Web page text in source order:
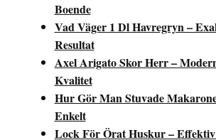
Boende
Vad Väger 1 Dl Havregryn –
Resultat
Axel Arigato Skor Herr –
Kvalitet
Hur Gör Man Stuvade
Enkelt
Lock För Örat Huskur –